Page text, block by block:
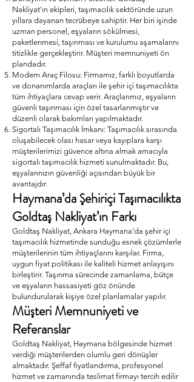
Nakliyat’ın ekipleri, taşımacılık sektöründe uzun
yıllara dayanan tecrübeye sahiptir. Her biri işinde
uzman personel, eşyaların sökülmesi,
paketlenmesi, taşınması ve kurulumu aşamalarını
titizlikle gerçekleştirir. Müşteri memnuniyeti ön
plandadır.
Modern Araç Filosu: Firmamız, farklı boyutlarda
ve donanımlarda araçları ile şehir içi taşımacılıkta
tüm ihtiyaçlara cevap verir. Araçlarımız, eşyaların
güvenli taşınması için özel tasarlanmıştır ve
düzenli olarak bakımları yapılmaktadır.
Sigortalı Taşımacılık İmkanı: Taşımacılık sırasında
oluşabilecek olası hasar veya kayıplara karşı
müşterilerimizi güvence altına almak amacıyla
sigortalı taşımacılık hizmeti sunulmaktadır. Bu,
eşyalarınızın güvenliği açısından büyük bir
avantajdır.
Haymana’da Şehiriçi Taşımacılıkta
Goldtaş Nakliyat’ın Farkı
Goldtaş Nakliyat, Ankara Haymana’da şehir içi
taşımacılık hizmetinde sunduğu esnek çözümlerle
müşterilerinin tüm ihtiyaçlarını karşılar. Firma,
uygun fiyat politikası ile kaliteli hizmet anlayışını
birleştirir. Taşınma sürecinde zamanlama, bütçe
ve eşyaların hassasiyeti göz önünde
bulundurularak kişiye özel planlamalar yapılır.
Müşteri Memnuniyeti ve
Referanslar
Goldtaş Nakliyat, Haymana bölgesinde hizmet
verdiği müşterilerden olumlu geri dönüşler
almaktadır. Şeffaf fiyatlandırma, profesyonel
hizmet ve zamanında teslimat firmayı tercih edilir